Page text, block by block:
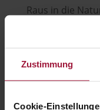
Zustimmung
Cookie-
Raus in die
der kalten
Hubers
Wintergarten